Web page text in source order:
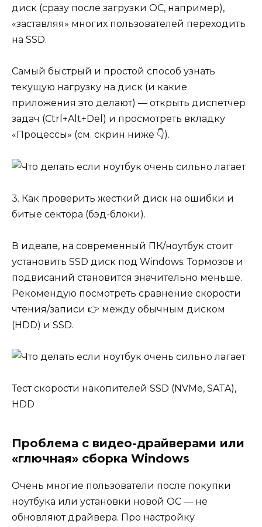
диск (сразу после загрузки ОС, например),
«заставляя» многих пользователей переходить
на SSD.
Самый быстрый и простой способ узнать
текущую нагрузку на диск (и какие
приложения это делают) — открыть диспетчер
задач (Ctrl+Alt+Del) и просмотреть вкладку
«Процессы» (см. скрин ниже 👇).
3. Как проверить жесткий диск на ошибки и
битые сектора (бэд-блоки).
В идеале, на современный ПК/ноутбук стоит
установить SSD диск под Windows. Тормозов и
подвисаний становится значительно меньше.
Рекомендую посмотреть сравнение скорости
чтения/записи 👉 между обычным диском
(HDD) и SSD.
Тест скорости накопителей SSD (NVMe, SATA),
HDD
Проблема с видео-драйверами или
«глючная» сборка Windows
Очень многие пользователи после покупки
ноутбука или установки новой ОС — не
обновляют драйвера. Про настройку